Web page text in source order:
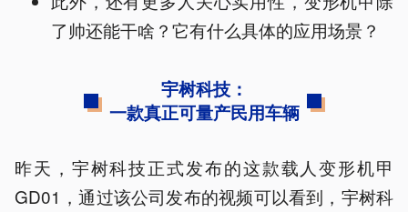
了帅还能干啥？它有什么具体的应用场景？
宇树科技：
一款真正可量产民用车辆
昨天，宇树科技正式发布的这款载人变形机甲
GD01，通过该公司发布的视频可以看到，宇树科